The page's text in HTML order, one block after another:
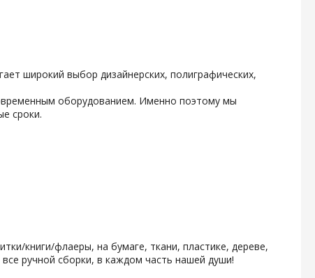
широкий выбор дизайнерских, полиграфических,
оборудованием. Именно поэтому мы
сроки.
книги/флаеры, на бумаге, ткани, пластике, дереве,
ручной сборки, в каждом часть нашей души!